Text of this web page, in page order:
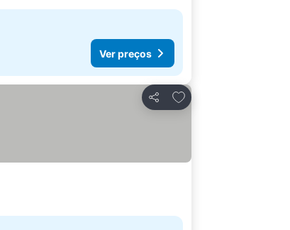
Ver preços
Partilhar
Adicionar aos favoritos